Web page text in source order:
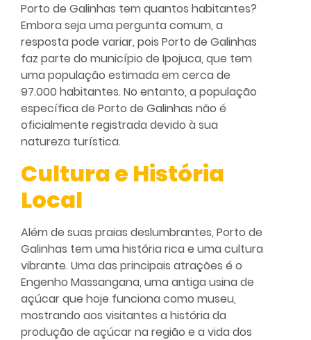
Porto de Galinhas tem quantos habitantes?
Embora seja uma pergunta comum, a
resposta pode variar, pois Porto de Galinhas
faz parte do município de Ipojuca, que tem
uma população estimada em cerca de
97.000 habitantes. No entanto, a população
específica de Porto de Galinhas não é
oficialmente registrada devido à sua
natureza turística.
Cultura e História
Local
Além de suas praias deslumbrantes, Porto de
Galinhas tem uma história rica e uma cultura
vibrante. Uma das principais atrações é o
Engenho Massangana, uma antiga usina de
açúcar que hoje funciona como museu,
mostrando aos visitantes a história da
produção de açúcar na região e a vida dos